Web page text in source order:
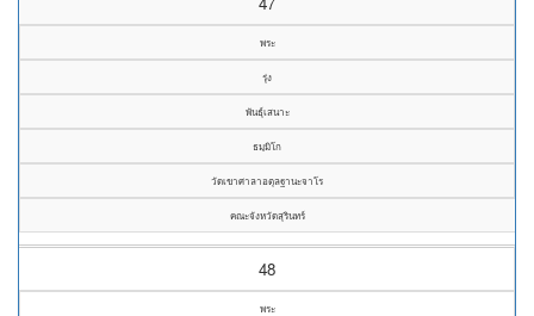
พระ
รุ่ง
พันธุ์เสนาะ
ธมฺมิโก
วัดเขาศาลาอตุลฐานะจาโร
คณะจังหวัดสุรินทร์
48
พระ